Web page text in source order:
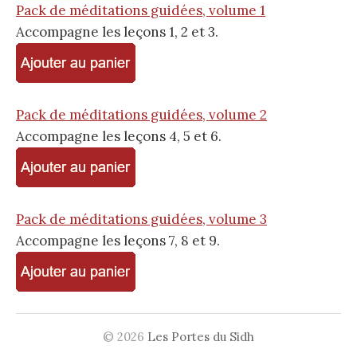
Pack de méditations guidées, volume 1
Accompagne les leçons 1, 2 et 3.
Pack de méditations guidées, volume 2
Accompagne les leçons 4, 5 et 6.
Pack de méditations guidées, volume 3
Accompagne les leçons 7, 8 et 9.
© 2026 Les Portes du Sidh